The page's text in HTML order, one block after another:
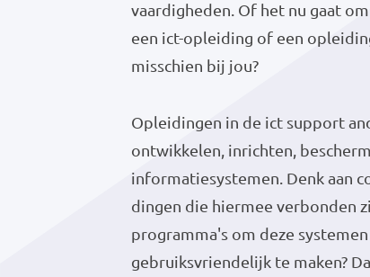
vaardigheden. Of het nu gaat
een ict-opleiding of een
misschien bij jou?
Opleidingen in de ict support
ontwikkelen, inrichten,
informatiesystemen. Denk aan
dingen die hiermee verbonden
programma's om deze
gebruiksvriendelijk te maken?